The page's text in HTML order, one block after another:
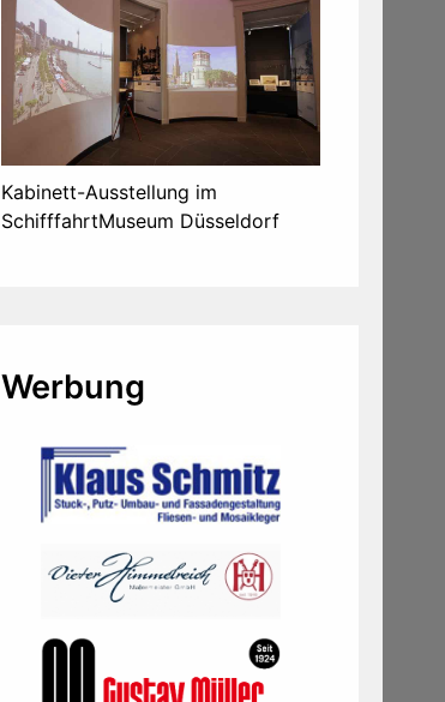
Kabinett-Ausstellung im
SchifffahrtMuseum Düsseldorf
Werbung